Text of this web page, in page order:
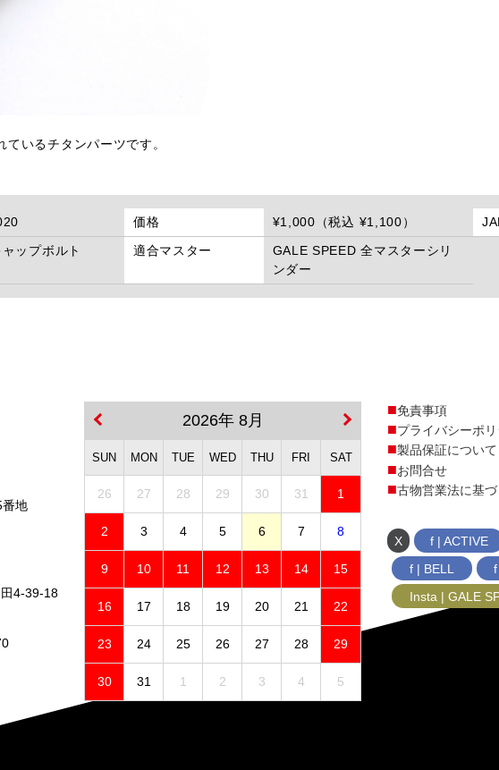
いるチタンパーツです。
価格 ¥1,000（税込 ¥1,100）
ップボルト 適合マスター
GALE SPEED 全マスターシリ
ンダー
地
4-39-18
2026年 8月
SUN MON TUE WED THU FRI SAT
26 27 28 29 30 31 1
2 3 4 5 6 7 8
9 10 11 12 13 14 15
16 17 18 19 20 21 22
23 24 25 26 27 28 29
30 31 1 2 3 4 5
免責事項
プライバシーポ
製品保証について
お問合せ
古物営業法に基
X f | ACTIVE
f | BELL
Insta | GALE